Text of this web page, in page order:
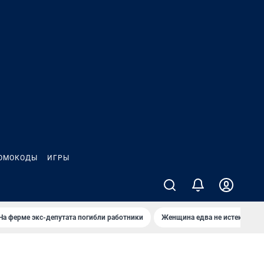
ИГРЫ
ферме экс-депутата погибли работники Женщина едва не истекла